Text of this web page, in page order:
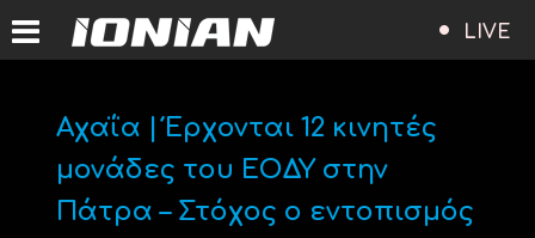
LIVE
Αχαΐα | Έρχονται 12 κινητές
μονάδες του ΕΟΔΥ στην
Πάτρα – Στόχος ο εντοπισμός